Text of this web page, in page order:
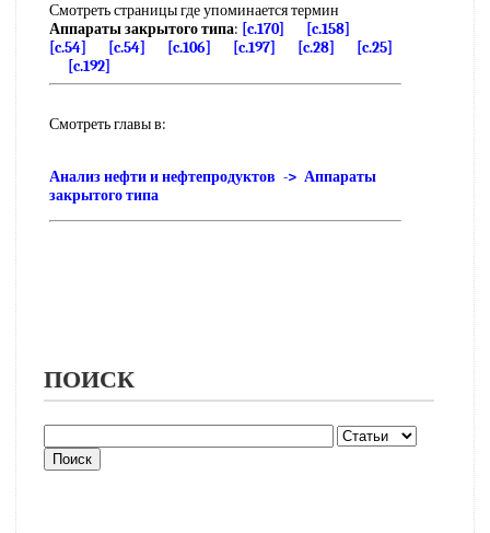
Смотреть страницы где упоминается термин
Аппараты закрытого типа: [c.170]
[c.158]
[c.54]
[c.54] [c.106] [c.197] [c.28]
[c.25]
[c.192]
Смотреть главы в:
Анализ нефти и нефтепродуктов -> Аппараты
закрытого типа
ПОИСК